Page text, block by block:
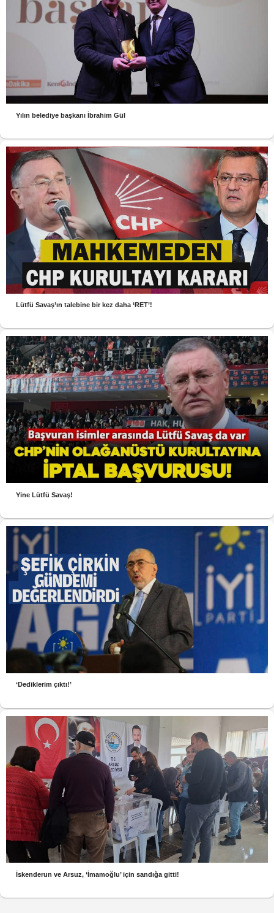
Yılın belediye başkanı İbrahim Gül
Lütfü Savaş’ın talebine bir kez daha ‘RET’!
Yine Lütfü Savaş!
‘Dediklerim çıktı!’
İskenderun ve Arsuz, ‘İmamoğlu’ için sandığa gitti!